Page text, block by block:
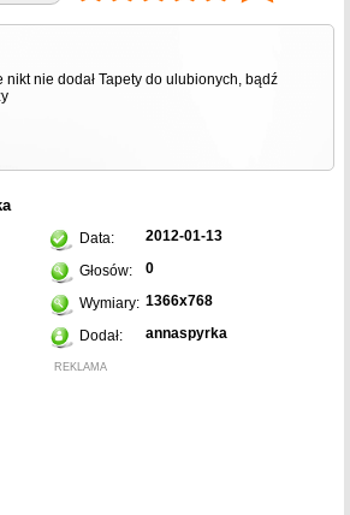
nikt nie dodał Tapety do ulubionych, bądź
Data: 2012-01-13
Głosów: 0
Wymiary: 1366x768
Dodał: annaspyrka
REKLAMA